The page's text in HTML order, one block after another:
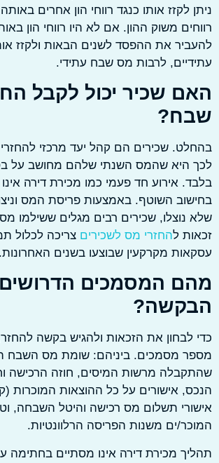
לקזז אותו כנגד רווחי הון אחרים באותה
משוק ההון. אם לא היו רווחי הון באותה
את ההפסד לשנים הבאות ולקזז אותו
לרבות מס שבח עתידי.
שכיר יכול לקבל
שכירים הם קהל יעד מרכזי להחזרי
היא שהמס השנתי שלהם מחושב על בסיס
אירוע חד פעמי כמו מכירת דירה אינו
השוטף. באמצעות פריסת המס וניצול
נוצלו, שכירים רבים מגלים ששילמו מס
להחזרי מס לשכיריםצריכה לכלול תמיד
מקרקעין שבוצעו בשנים האחרונות.
המסמכים הדרושים
לבחון את הזכאות ולהגיש בקשה להחזר, יש
מסמכים. ביניהם: שומת מס השבח
מרשות המיסים, חוזה הרכישה וחוזה
אישורים על כל ההוצאות המוכרות
ים משנות הפריסה הרלוונטיות.
מכירת דירה אינו מסתיים בחתימה על